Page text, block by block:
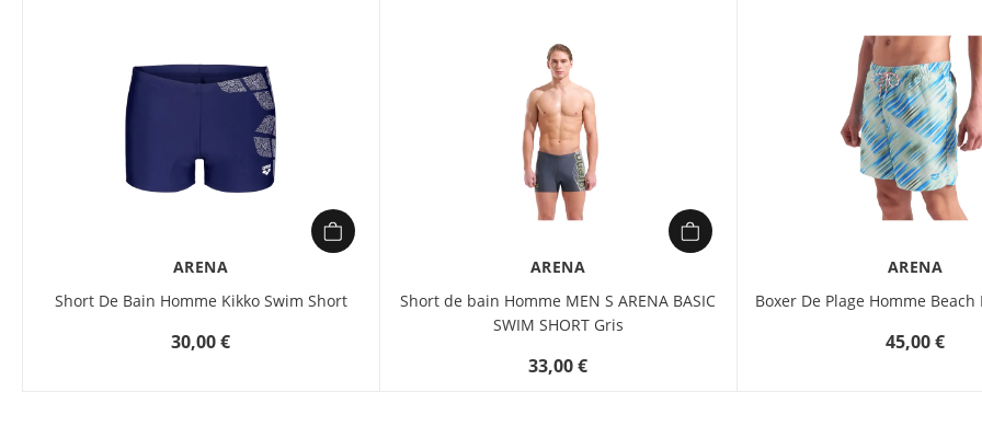
ARENA
Short De Bain Homme Kikko Swim Short
30,00 €
ARENA
Short de bain Homme MEN S ARENA BASIC
SWIM SHORT Gris
33,00 €
ARENA
Boxer De Plage Homme
45,00 €